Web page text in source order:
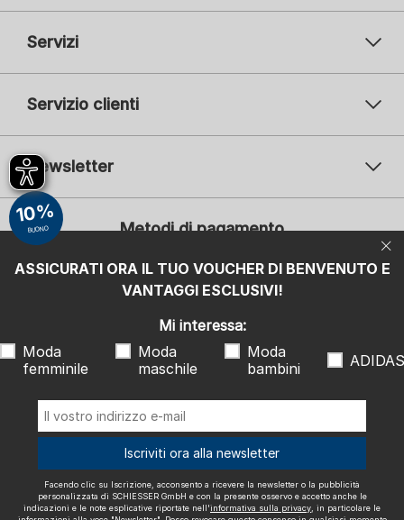
Servizi
Servizio clienti
Newsletter
Il vostro indirizzo e-mail
Iscrizione
Mi interessa:
Moda femminile
Moda maschile
ADIDAS
Facendo clic su Iscrizione, acconsento a ricevere la newsletter o la
pubblicità personalizzata di SCHIESSER GmbH e con la presente
"Newsletter". Posso revocare questo consenso in qualsiasi momento
con effetto futuro.
Metodi di pagamento
Spediamo con
ASSICURATI ORA IL TUO VOUCHER DI BENVENUTO E
VANTAGGI ESCLUSIVI!
10%
BUONO
Mi interessa:
Moda
femminile
Moda
maschile
Moda
bambini
ADIDAS
Iscriviti ora alla newsletter
Facendo clic su Iscrizione, acconsento a ricevere la newsletter o la pubblicità
personalizzata di SCHIESSER GmbH e con la presente osservo e accetto anche le
indicazioni e le note esplicative riportate nell'informativa sulla privacy , in particolare le